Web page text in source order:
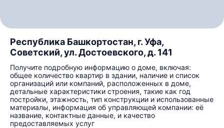
Республика Башкортостан, г. Уфа,
Советский, ул. Достоевского, д. 141
Получите подробную информацию о доме, включая:
общее количество квартир в здании, наличие и список
организаций или компаний, расположенных в доме,
детальные характеристики строения, такие как год
постройки, этажность, тип конструкции и использованные
материалы, информация об управляющей компании: её
название, контактные данные, и качество
предоставляемых услуг